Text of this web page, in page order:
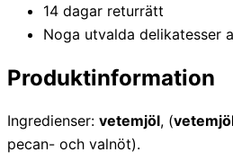
14 dagar returrätt
Noga utvalda delikatesser
Produktinformation
Ingredienser: vetemjöl, (
pecan- och valnöt).